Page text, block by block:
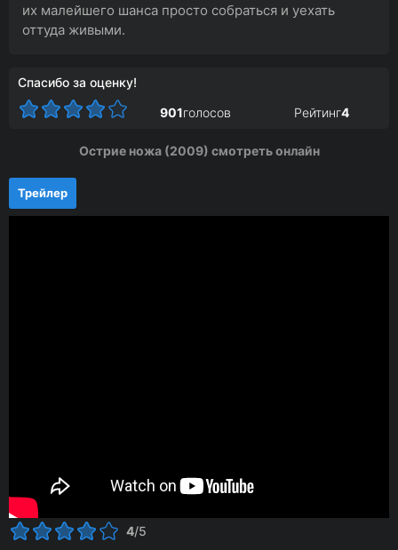
их малейшего шанса просто собраться и уехать
оттуда живыми.
Спасибо за оценку!
901голосов Рейтинг4
Острие ножа (2009) смотреть онлайн
Трейлер
4/5